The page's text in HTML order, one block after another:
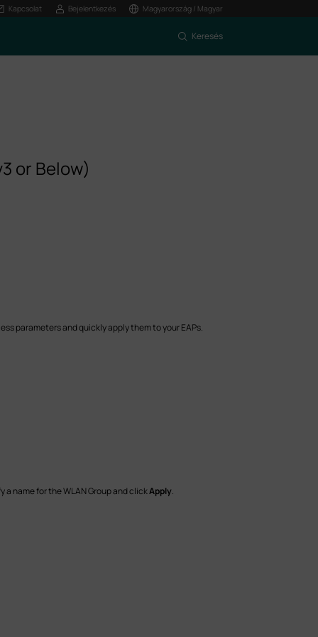
Kapcsolat Bejelentkezés Magyarország / Magyar
Keresés
or Below)
parameters and quickly apply them to your EAPs.
a name for the WLAN Group and clickApply.